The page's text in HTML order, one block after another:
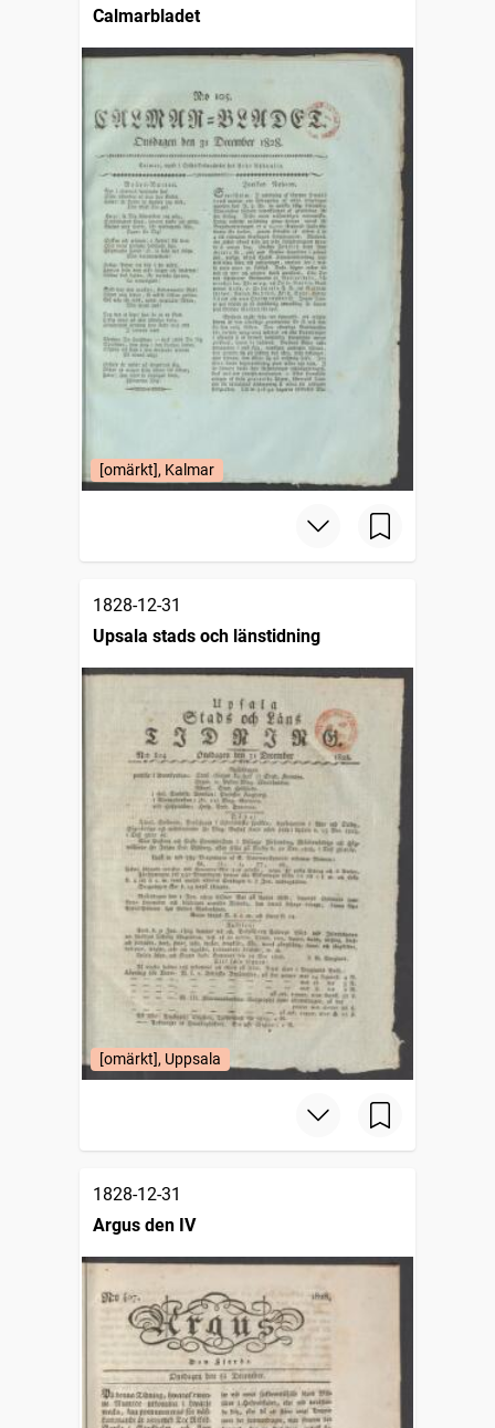
Calmarbladet
[omärkt], Kalmar
1828-12-31
Upsala stads och länstidning
[omärkt], Uppsala
1828-12-31
Argus den IV